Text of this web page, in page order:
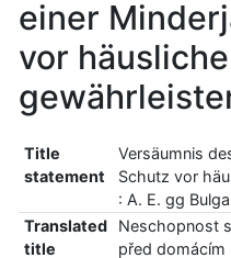
einer
vor
Title
statement
Versäumnis
Schutz vor
: A. E. gg
Translated
title
Neschopnost
před domácím